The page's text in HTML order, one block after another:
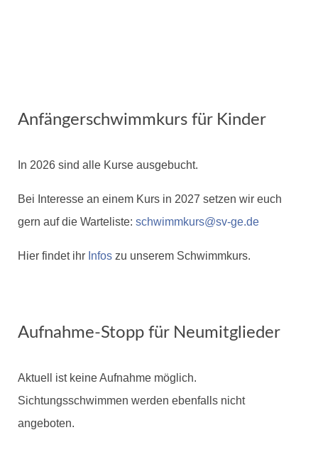
Anfängerschwimmkurs für Kinder
In 2026 sind alle Kurse ausgebucht.
Bei Interesse an einem Kurs in 2027 setzen wir euch
gern auf die Warteliste: schwimmkurs@sv-ge.de
Hier findet ihr Infos zu unserem Schwimmkurs.
Aufnahme-Stopp für Neumitglieder
Aktuell ist keine Aufnahme möglich.
Sichtungsschwimmen werden ebenfalls nicht
angeboten.